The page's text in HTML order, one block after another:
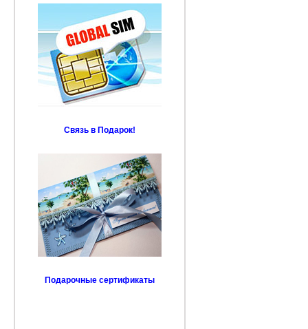
Связь в Подарок!
Подарочные сертификаты